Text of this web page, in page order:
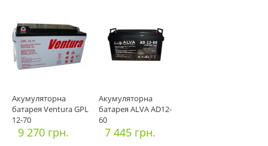
Акумуляторна
батарея Ventura GPL
12-70
9 270 грн.
Акумуляторна
батарея ALVA AD12-
60
7 445 грн.